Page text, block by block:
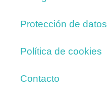
Protección de datos
Política de cookies
Contacto